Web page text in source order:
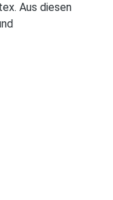
Aus diesen